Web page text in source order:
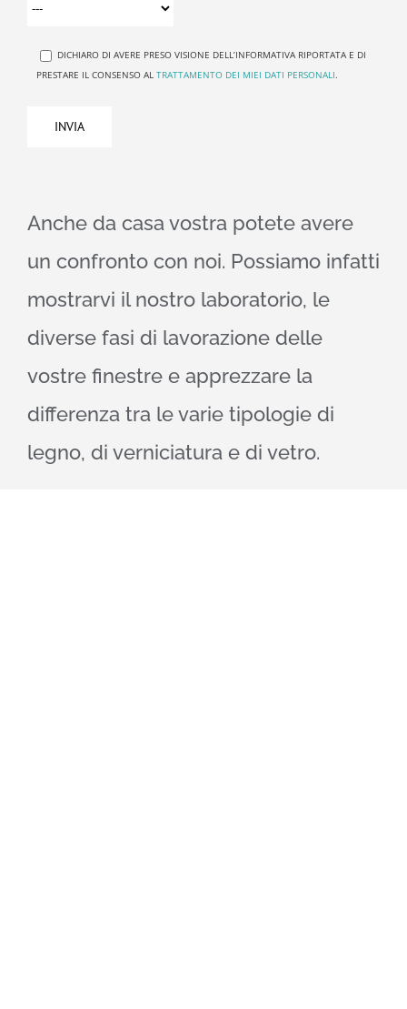
DICHIARO DI AVERE PRESO VISIONE DELL’INFORMATIVA RIPORTATA E DI
PRESTARE IL CONSENSO AL TRATTAMENTO DEI MIEI DATI PERSONALI.
Anche da casa vostra potete avere
un confronto con noi. Possiamo infatti
mostrarvi il nostro laboratorio, le
diverse fasi di lavorazione delle
vostre finestre e apprezzare la
differenza tra le varie tipologie di
legno, di verniciatura e di vetro.